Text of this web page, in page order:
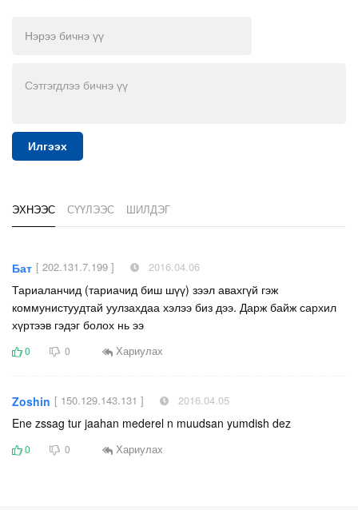
Илгээх
ЭХНЭЭС СҮҮЛЭЭС ШИЛДЭГ
Бат [ 202.131.7.199 ] 2016.04.06
Тариаланчид (тариачид биш шүү) зээл авахгүй гэж
коммунистуудтай уулзахдаа хэлээ биз дээ. Дарж байж сархил
хүртээв гэдэг болох нь ээ
0 0 Хариулах
Zoshin [ 150.129.143.131 ] 2016.04.05
Ene zssag tur jaahan mederel n muudsan yumdish dez
0 0 Хариулах